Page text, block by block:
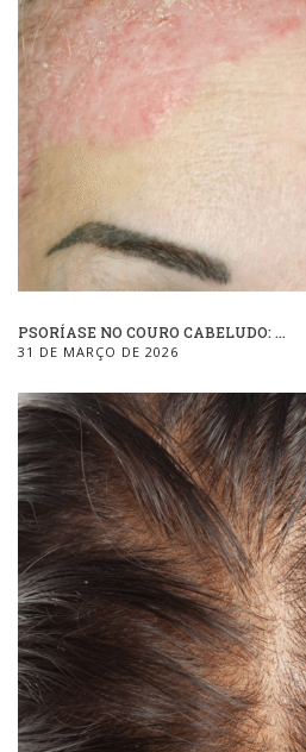
PSORÍASE NO COURO CABELUDO: ...
31 DE MARÇO DE 2026